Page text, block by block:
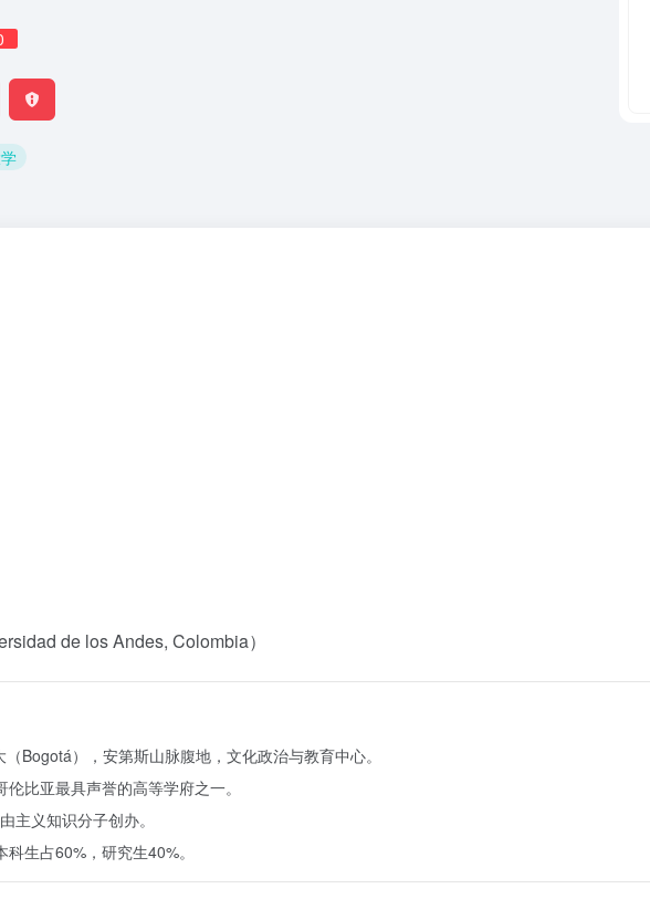
de los Andes, Colombia）
（Bogotá），安第斯山脉腹地，文化政治与教育中心。
伦比亚最具声誉的高等学府之一。
主义知识分子创办。
科生占60%，研究生40%。